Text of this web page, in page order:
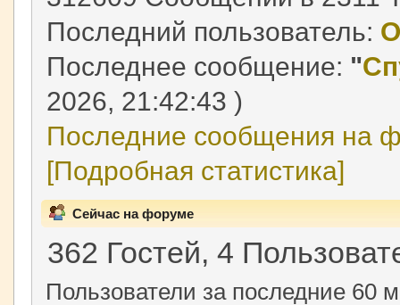
Последний пользователь:
Последнее сообщение: "
2026, 21:42:43 )
Последние сообщения на
[Подробная статистика]
Сейчас на форуме
362 Гостей, 4
Пользователи за последние 60